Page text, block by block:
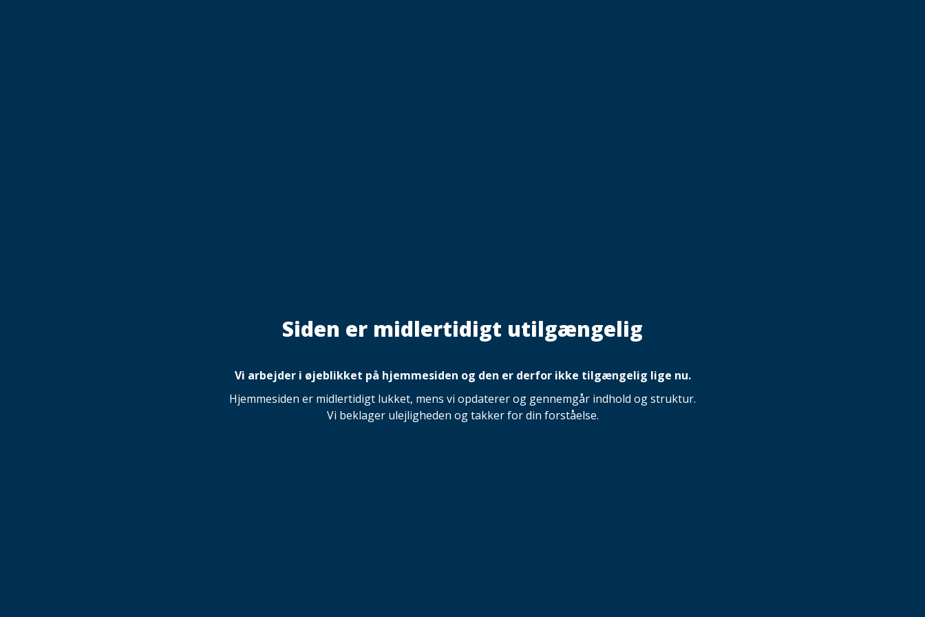
Siden er midlertidigt utilgængelig
Vi arbejder i øjeblikket på hjemmesiden og den er derfor ikke tilgængelig lige nu.
Hjemmesiden er midlertidigt lukket, mens vi opdaterer og gennemgår indhold og struktur.
Vi beklager ulejligheden og takker for din forståelse.